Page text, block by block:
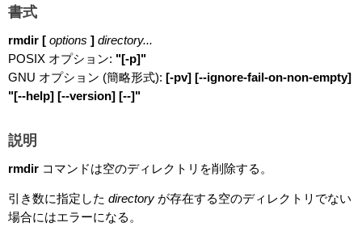
書式
rmdir [ options ] directory...
POSIX オプション: "[-p]"
GNU オプション (簡略形式): [-pv] [--ignore-fail-on-non-empty]
"[--help] [--version] [--]"
説明
rmdir コマンドは空のディレクトリを削除する。
引き数に指定した directory が存在する空のディレクトリでない
場合にはエラーになる。